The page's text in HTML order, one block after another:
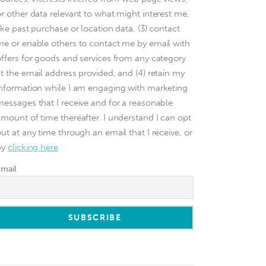
other data relevant to what might interest me,
past purchase or location data, (3) contact
or enable others to contact me by email with
for goods and services from any category
the email address provided, and (4) retain my
while I am engaging with marketing
that I receive and for a reasonable
of time thereafter. I understand I can opt
at any time through an email that I receive, or
clicking here